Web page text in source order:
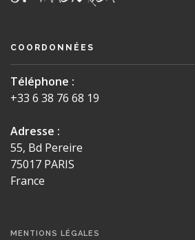
COORDONNÉES
Téléphone :
+33 6 38 76 68 19
Adresse :
55, Bd Pereire
75017 PARIS
France
MENTIONS LÉGALES